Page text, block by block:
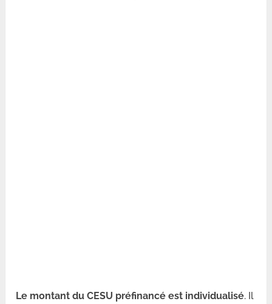
Le montant du CESU préfinancé est individualisé. Il